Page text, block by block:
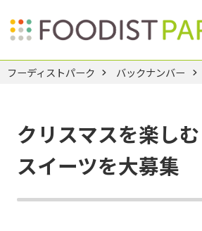
フーディストパーク バックナンバー
クリスマスを楽し
スイーツを大募集